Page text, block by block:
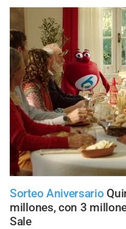
Sorteo Aniversario
millones, con 3
Sale